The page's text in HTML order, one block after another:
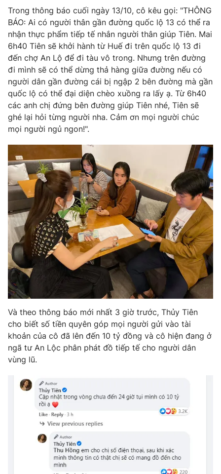
Liên hệ tòa soạn English
THỜI BÁO VTV
Theo dõi báo trên
Cơ quan chủ quản:
Đài Truyền hình Việt Nam
Cơ quan báo chí:Thời báo VTV
Giấy phép hoạt động báo in và báo điện tử số 483/GP-BTTTT
cấp ngày 29/12/2023
Tổng Biên tập:Vũ Thanh Thủy
Phó Tổng Biên tập:Nguyễn Thị Mỹ Hạnh, Phạm Quốc Thắng,
Nguyễn Trọng Ninh
Tổng đài VTV:024.38 355 931 - 024.38 355 932
Ðiện thoại Thời báo VTV:024.66 897 897
Email:toasoan@vtv.vn
Liên hệ quảng cáo:
024-7300.7108
® Cấm sao chép dưới mọi hình thức nếu không có sự chấp
thuận bằng văn bản. Ghi rõ nguồn VTV.vn khi phát hành lại
thông tin từ website này.
Trong thông báo cuối ngày 13/10, cô kêu gọi: "THÔNG
BÁO: Ai có người thân gần đường quốc lộ 13 có thể ra
nhận thực phẩm tiếp tế nhắn người thân giúp Tiên. Mai
6h40 Tiên sẽ khởi hành từ Huế đi trên quốc lộ 13 đi
đến chợ An Lộ để đi tàu vô trong. Nhưng trên đường
đi mình sẽ có thể dừng thả hàng giữa đường nếu có
người dân gần đường cái bị ngập 2 bên đường mà gần
quốc lộ có thể đại diện chèo xuồng ra lấy ạ. Từ 6h40
các anh chị đứng bên đường giúp Tiên nhé, Tiên sẽ
ghé lại hỏi từng người nha. Cảm ơn mọi người chúc
mọi người ngủ ngon!".
Và theo thông báo mới nhất 3 giờ trước, Thủy Tiên
cho biết số tiền quyên góp mọi người gửi vào tài
khoản của cô đã lên đến 10 tỷ đồng và cô hiện đang ở
ngã tư An Lộc phân phát đồ tiếp tế cho người dân
vùng lũ.